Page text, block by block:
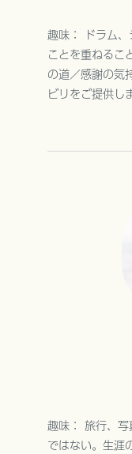
趣味： ドラム
ことを重ねるこ
の道／感謝の気
ビリをご提供し
趣味： 旅行、
ではない。生涯